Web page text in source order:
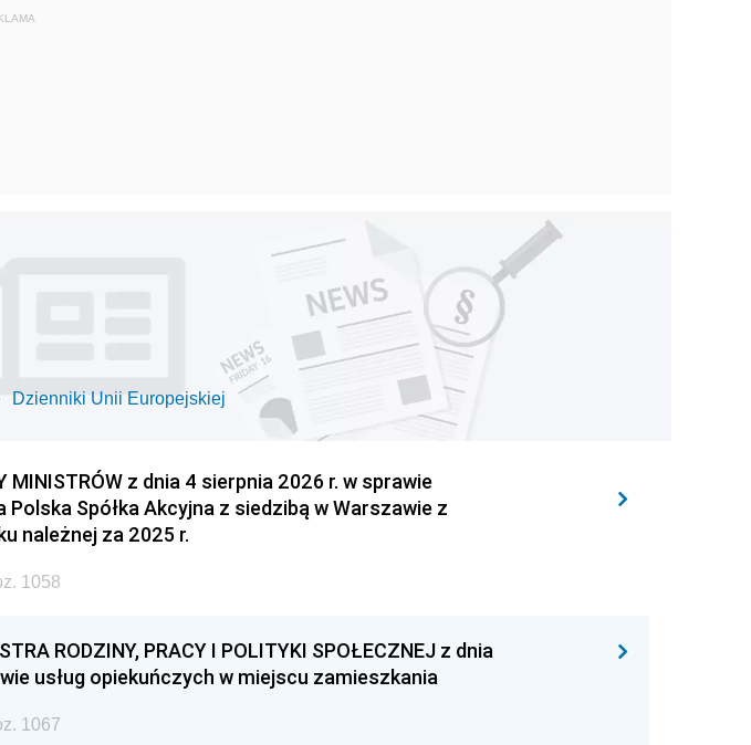
Dzienniki Unii Europejskiej
MINISTRÓW z dnia 4 sierpnia 2026 r. w sprawie
Spółka Akcyjna z siedzibą w Warszawie z
należnej za 2025 r.
1058
RODZINY, PRACY I POLITYKI SPOŁECZNEJ z dnia
usług opiekuńczych w miejscu zamieszkania
1067